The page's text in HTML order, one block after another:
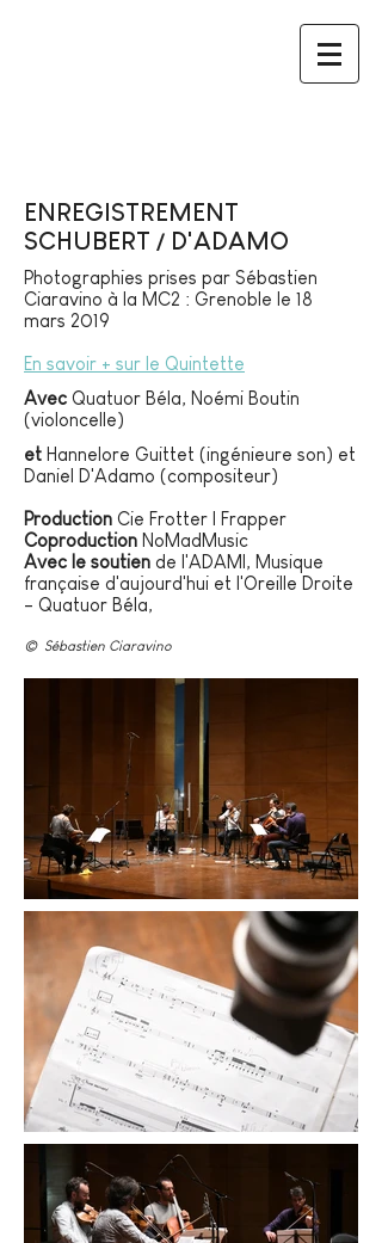
ENREGISTREMENT
SCHUBERT / D'ADAMO
Photographies prises par Sébastien
Ciaravino à la MC2 : Grenoble le 18
mars 2019
En savoir + sur le Quintette
Avec Quatuor Béla, Noémi Boutin
(violoncelle)
et Hannelore Guittet (ingénieure son) et
Daniel D'Adamo (compositeur)
Production Cie Frotter | Frapper
Coproduction NoMadMusic
Avec le soutien de l'ADAMI, Musique
française d'aujourd'hui et l'Oreille Droite
- Quatuor Béla,
© Sébastien Ciaravino